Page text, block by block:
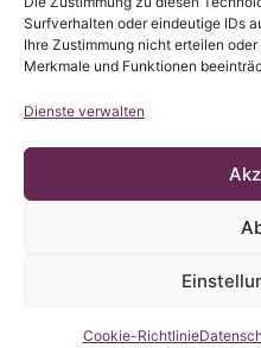
Surfverhalten oder eindeutige IDs
Ihre Zustimmung nicht erteilen
Merkmale und Funktionen
Dienste verwalten
Cookie-Richtlinie
Chiari & Siringomielia &
Übersetzung zur Verfügung,
besseres